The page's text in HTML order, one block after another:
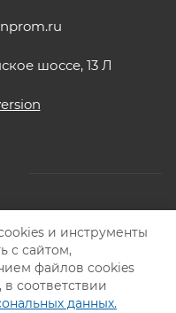
шоссе, 13 Л
Интео
ПРОМ»
данных
и инструменты
с сайтом,
файлов cookies
соответствии
данных.